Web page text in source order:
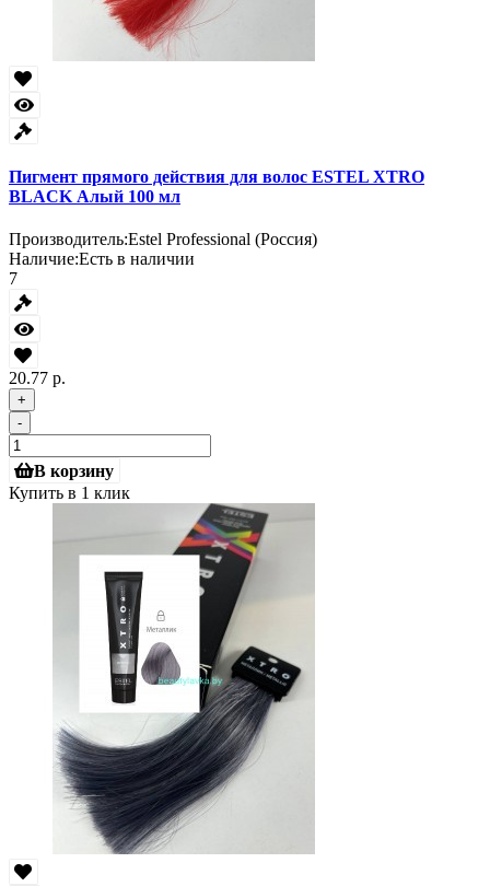
Пигмент прямого действия для волос ESTEL XTRO
BLACK Алый 100 мл
Производитель:Estel Professional (Россия)
Наличие:Есть в наличии
7
20.77 р.
+
-
В корзину
Купить в 1 клик